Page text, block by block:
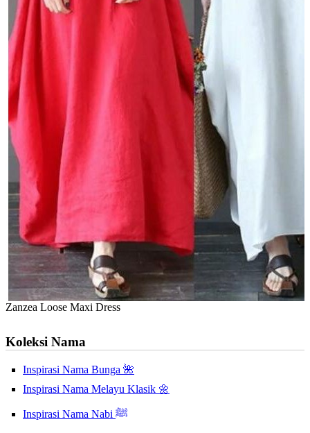
Zanzea Loose Maxi Dress
Koleksi Nama
Inspirasi Nama Bunga 🌺
Inspirasi Nama Melayu Klasik 🌼
Inspirasi Nama Nabi ﷺ